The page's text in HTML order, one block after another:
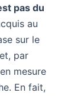
pas du
au
sur le
par
mesure
En fait,